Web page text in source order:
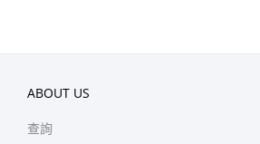
ABOUT US
查詢